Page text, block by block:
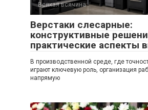
Всякая всячина
Верстаки слесарные:
конструктивные
практические аспекты
В производственной среде, где
играют ключевую роль, организация
напрямую